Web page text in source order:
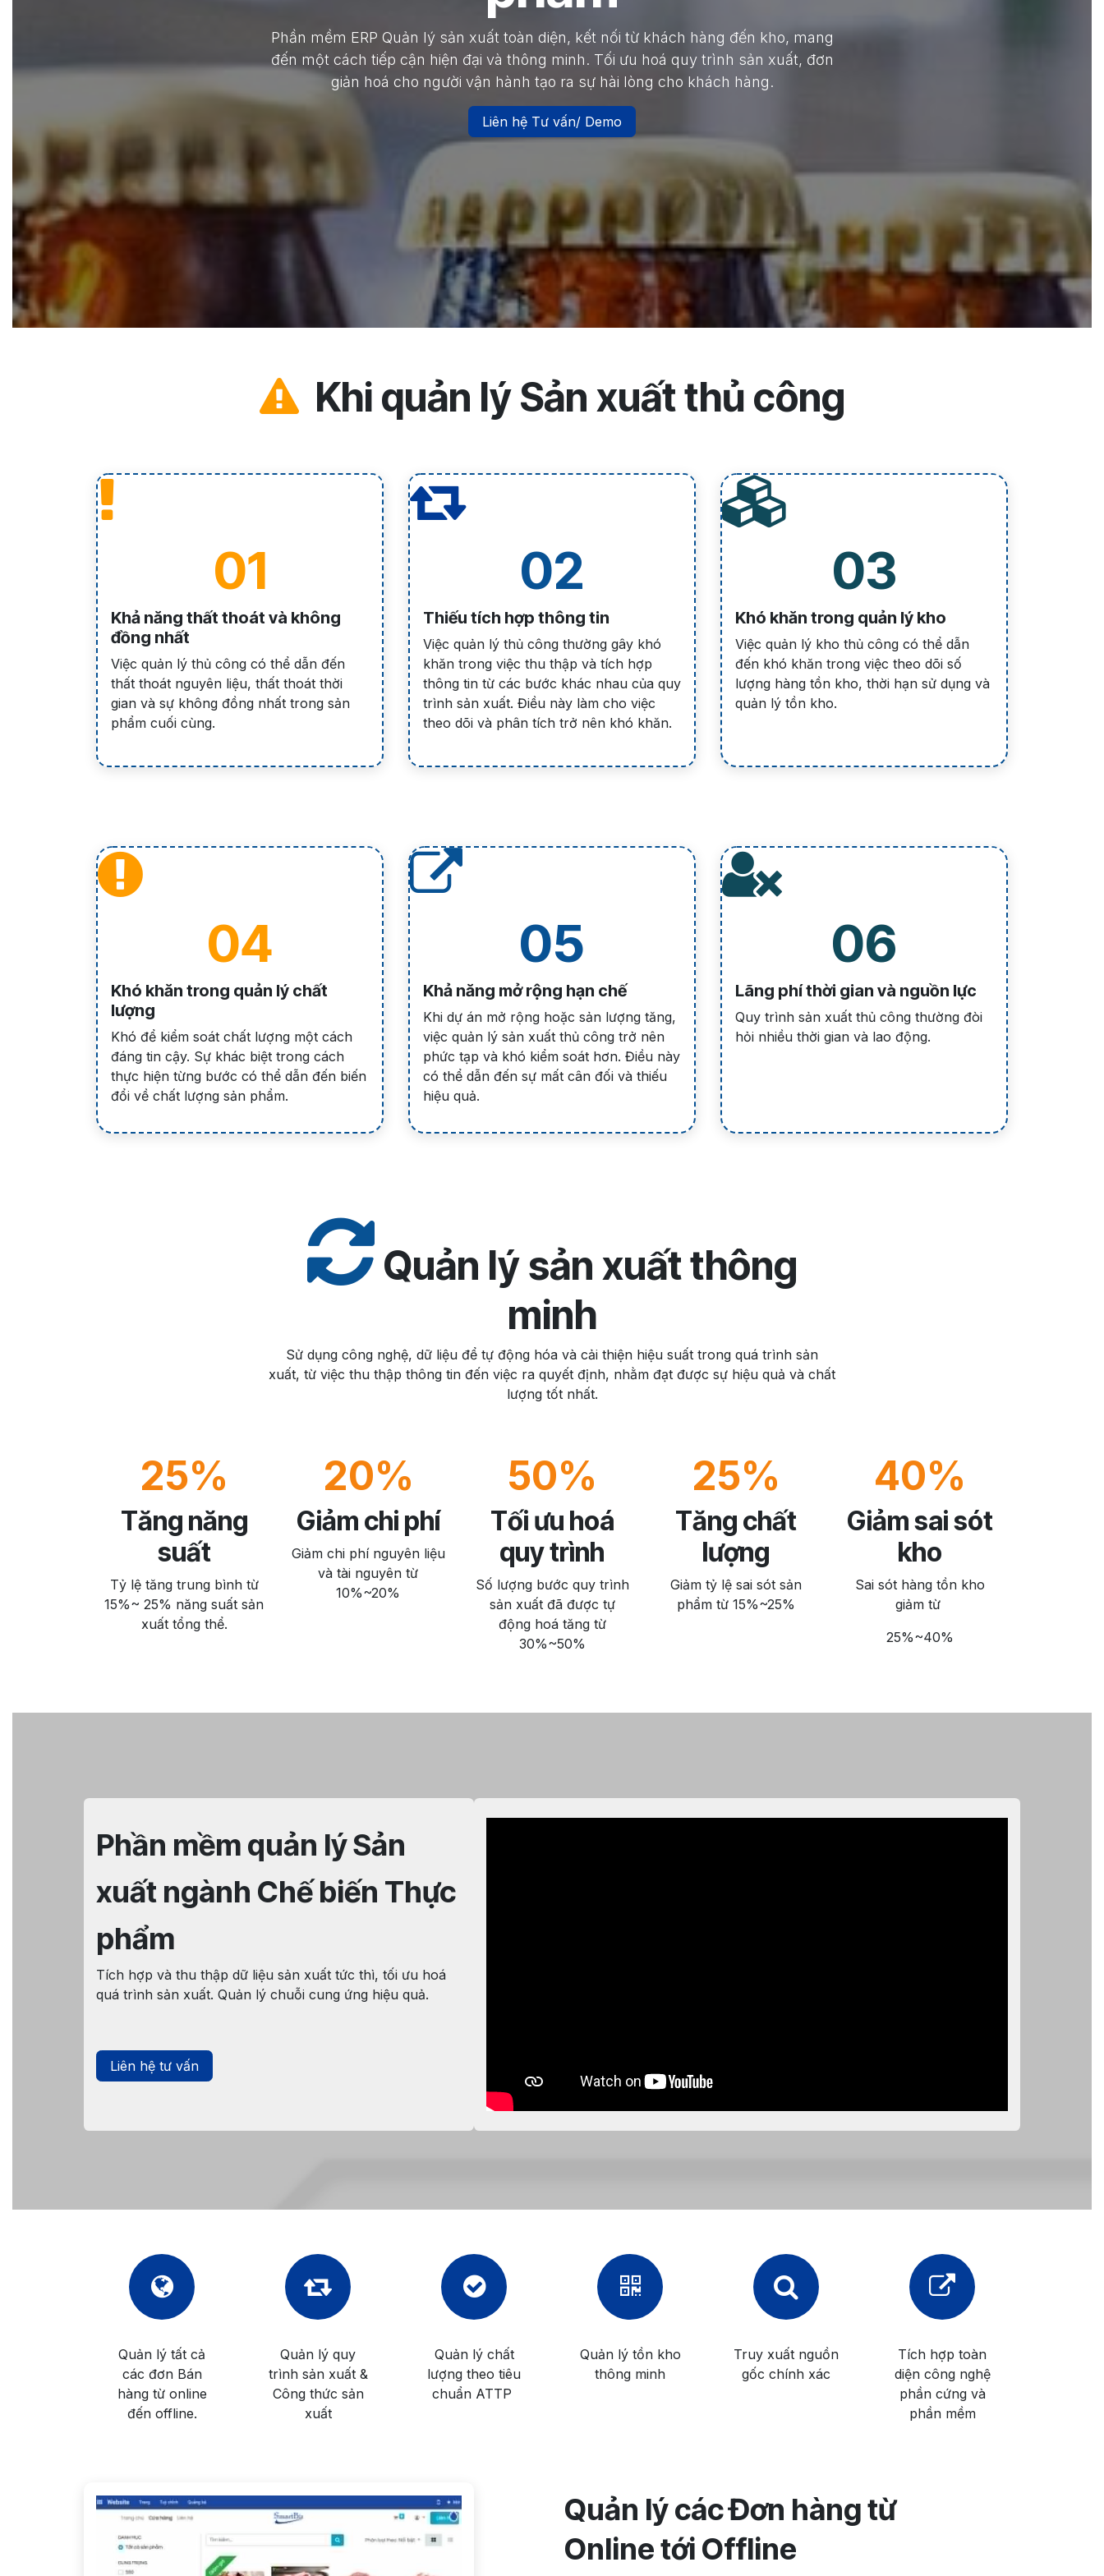
Phần mềm ERP Quản lý sản xuất toàn diện, kết nối từ khách hàng đến kho, mang
đến một cách tiếp cận hiện đại và thông minh. Tối ưu hoá quy trình sản xuất, đơn
giản hoá cho người vận hành tạo ra sự hài lòng cho khách hàng.
Liên hệ Tư vấn/ Demo
Khi quản lý Sản xuất thủ công
01
Khả năng thất thoát và không
đồng nhất
Việc quản lý thủ công có thể dẫn đến
thất thoát nguyên liệu, thất thoát thời
gian và sự không đồng nhất trong sản
phẩm cuối cùng.
02
Thiếu tích hợp thông tin
Việc quản lý thủ công thường gây khó
khăn trong việc thu thập và tích hợp
thông tin từ các bước khác nhau của quy
trình sản xuất. Điều này làm cho việc
theo dõi và phân tích trở nên khó khăn.
03
Khó khăn trong quản lý kho
Việc quản lý kho thủ công có thể dẫn
đến khó khăn trong việc theo dõi số
lượng hàng tồn kho, thời hạn sử dụng và
quản lý tồn kho.
04
Khó khăn trong quản lý chất
lượng
Khó để kiểm soát chất lượng một cách
đáng tin cậy. Sự khác biệt trong cách
thực hiện từng bước có thể dẫn đến biến
đổi về chất lượng sản phẩm.
05
Khả năng mở rộng hạn chế
Khi dự án mở rộng hoặc sản lượng tăng,
việc quản lý sản xuất thủ công trở nên
phức tạp và khó kiểm soát hơn. Điều này
có thể dẫn đến sự mất cân đối và thiếu
hiệu quả.
06
Lãng phí thời gian và nguồn lực
Quy trình sản xuất thủ công thường đòi
hỏi nhiều thời gian và lao động.
Quản lý sản xuất thông
minh
Sử dụng công nghệ, dữ liệu để tự động hóa và cải thiện hiệu suất trong quá trình sản
xuất, từ việc thu thập thông tin đến việc ra quyết định, nhằm đạt được sự hiệu quả và chất
lượng tốt nhất.
25%
Tăng năng
suất
Tỷ lệ tăng trung bình từ
15%~ 25% năng suất sản
xuất tổng thể.
20%
Giảm chi phí
Giảm chi phí nguyên liệu
và tài nguyên từ
10%~20%
50%
Tối ưu hoá
quy trình
Số lượng bước quy trình
sản xuất đã được tự
động hoá tăng từ
30%~50%
25%
Tăng chất
lượng
Giảm tỷ lệ sai sót sản
phẩm từ 15%~25%
40%
Giảm sai sót
kho
Sai sót hàng tồn kho
giảm từ
25%~40%
Phần mềm quản lý Sản
xuất ngành Chế biến Thực
phẩm
Tích hợp và thu thập dữ liệu sản xuất tức thì, tối ưu hoá
quá trình sản xuất. Quản lý chuỗi cung ứng hiệu quả.
Liên hệ tư vấn
Quản lý tất cả
các đơn Bán
hàng từ online
đến offline.
Quản lý quy
trình sản xuất &
Công thức sản
xuất
Quản lý chất
lượng theo tiêu
chuẩn ATTP
Quản lý tồn kho
thông minh
Truy xuất nguồn
gốc chính xác
Tích hợp toàn
diện công nghệ
phần cứng và
phần mềm
Quản lý các Đơn hàng từ
Online tới Offline